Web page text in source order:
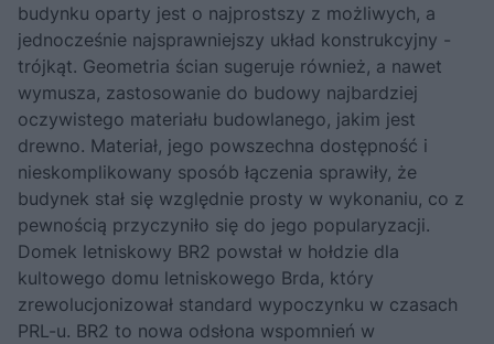
budynku oparty jest o najprostszy z możliwych, a
jednocześnie najsprawniejszy układ konstrukcyjny -
trójkąt. Geometria ścian sugeruje również, a nawet
wymusza, zastosowanie do budowy najbardziej
oczywistego materiału budowlanego, jakim jest
drewno. Materiał, jego powszechna dostępność i
nieskomplikowany sposób łączenia sprawiły, że
budynek stał się względnie prosty w wykonaniu, co z
pewnością przyczyniło się do jego popularyzacji.
Domek letniskowy BR2 powstał w hołdzie dla
kultowego domu letniskowego Brda, który
zrewolucjonizował standard wypoczynku w czasach
PRL-u. BR2 to nowa odsłona wspomnień w